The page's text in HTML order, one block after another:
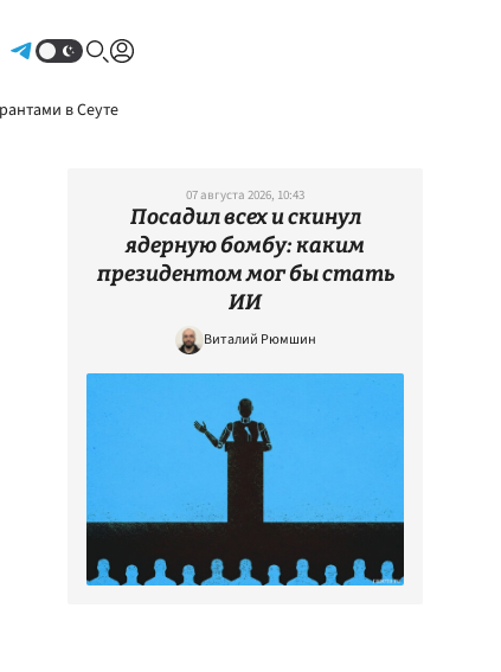
в Сеуте
07 августа 2026, 10:43
Посадил всех и скинул
ядерную бомбу: каким
президентом мог бы стать
ИИ
Виталий Рюмшин